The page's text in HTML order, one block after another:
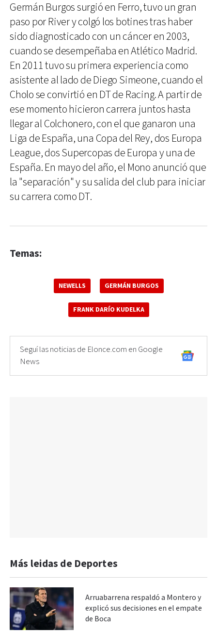
Germán Burgos surgió en Ferro, tuvo un gran
paso por River y colgó los botines tras haber
sido diagnosticado con un cáncer en 2003,
cuando se desempeñaba en Atlético Madrid.
En 2011 tuvo su primera experiencia como
asistente al lado de Diego Simeone, cuando el
Cholo se convirtió en DT de Racing. A partir de
ese momento hicieron carrera juntos hasta
llegar al Colchonero, con el que ganaron una
Liga de España, una Copa del Rey, dos Europa
League, dos Supercopas de Europa y una de
España. En mayo del año, el Mono anunció que
la "separación" y su salida del club para iniciar
su carrera como DT.
Temas:
NEWELLS GERMÁN BURGOS
FRANK DARÍO KUDELKA
Seguí las noticias de Elonce.com en Google
News
Más leidas de Deportes
Arruabarrena respaldó a Montero y
explicó sus decisiones en el empate
de Boca